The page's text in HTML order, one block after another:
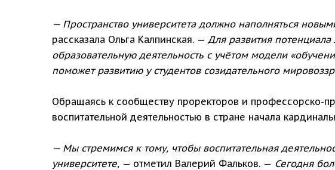
— Пространство университета должно наполняться
рассказала Ольга Калпинская. — Для развития
образовательную деятельность с учётом модели
поможет развитию у студентов созидательного
Обращаясь к сообществу проректоров и профессорско-
воспитательной деятельностью в стране начала
— Мы стремимся к тому, чтобы воспитательная
университете, — отметил Валерий Фальков. — Сегодня